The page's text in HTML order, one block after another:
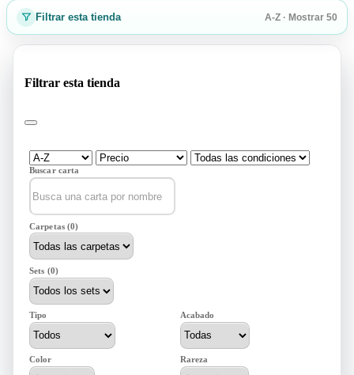
Filtrar esta tienda A-Z · Mostrar 50
Filtrar esta tienda
Buscar carta
Carpetas (0)
Sets (0)
Tipo Acabado
Color Rareza